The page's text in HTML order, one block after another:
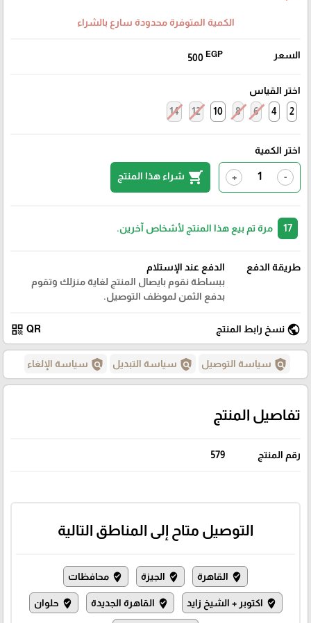
الكمية المتوفرة محدودة سارع بالشراء
السعر 500 EGP
اختر القياس
2
4
6
8
10
12
14
اختر الكمية
-
+
shopping_cart شراء هذا المنتج
مرة تم بيع هذا المنتج لأشخاص آخرين.
طريقة الدفع
الدفع عند الإستلام
ببساطة نقوم بايصال المنتج لغاية منزلك وتقوم
بدفع الثمن لموظف التوصيل.
public نسخ رابط المنتج QR
qr_code
policy سياسة التوصيل policy سياسة التبديل policy سياسة الإلغاء
تفاصيل المنتج
رقم المنتج 579
التوصيل متاح إلى المناطق التالية
where_to_vote القاهرة where_to_vote الجيزة where_to_vote محافظات
where_to_vote اكتوبر + الشيخ زايد where_to_vote القاهرة الجديدة where_to_vote حلوان